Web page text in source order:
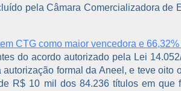
pela Câmara Comercializadora de
CTG como maior vencedora e
do acordo autorizado pela Lei
formal da Aneel, e teve oito
R$ 10 mil dos 84.236 títulos em que